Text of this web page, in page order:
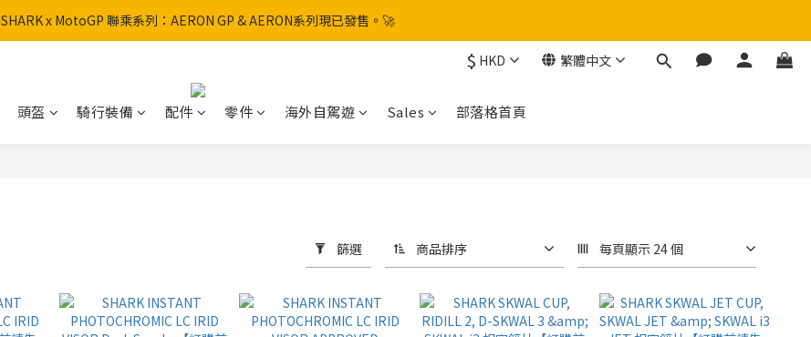
SHARK x MotoGP 聯乘系列：AERON GP & AERON系列現已發售。🚀
SHARK x MotoGP 聯乘系列：AERON GP & AERON系列現已發售。🚀
香港訂單滿HK$600免運費
$ HKD 繁體中文
頭盔 騎行裝備 配件 零件 海外自駕遊 Sales 部落格首頁
篩選 商品排序 每頁顯示 24 個